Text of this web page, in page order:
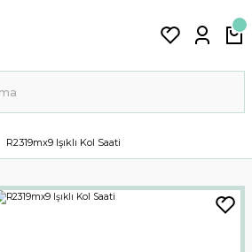
R2319mx9 Işıklı Kol Saati